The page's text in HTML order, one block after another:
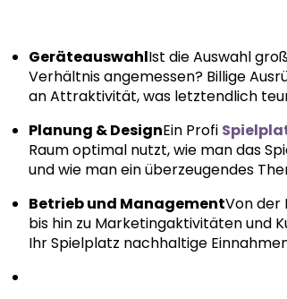
GeräteauswahlIst die Auswahl
Verhältnis angemessen? Billige
an Attraktivität, was letztendlich
Planung & DesignEin Profi
Raum optimal nutzt, wie man das
und wie man ein überzeugendes
Betrieb und ManagementVon der
bis hin zu Marketingaktivitäten und
Ihr Spielplatz nachhaltige